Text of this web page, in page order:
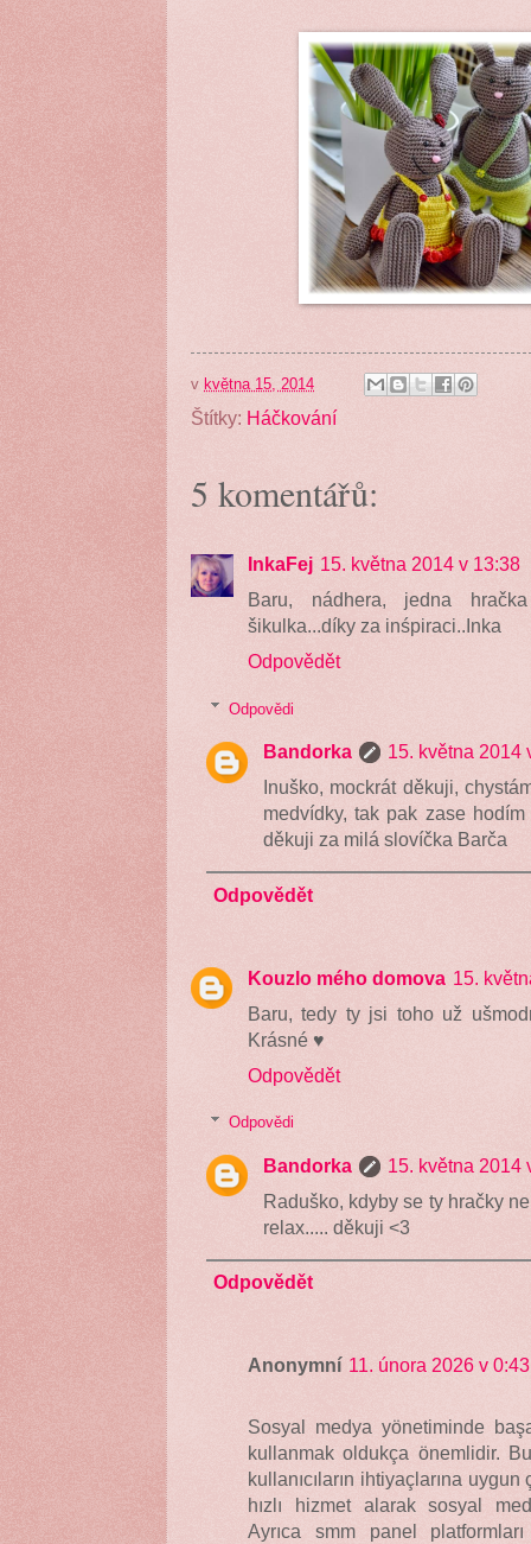
v května 15, 2014
Štítky: Háčkování
5 komentářů:
InkaFej 15. května 2014 v 13:38
Baru, nádhera, jedna
šikulka...díky za inśpiraci..Inka
Odpovědět
Odpovědi
Bandorka
15. května 2014
Inuško, mockrát děkuji,
medvídky, tak pak zase
děkuji za milá slovíčka Barča
Odpovědět
Kouzlo mého domova 15.
Baru, tedy ty jsi toho už
Krásné ♥
Odpovědět
Odpovědi
Bandorka
15. května 2014
Raduško, kdyby se ty hračky
relax..... děkuji <3
Odpovědět
Anonymní 11. února 2026 v 0:43
Sosyal medya yönetiminde
kullanmak oldukça önemlidir.
kullanıcıların ihtiyaçlarına
hızlı hizmet alarak sosyal
Ayrıca smm panel